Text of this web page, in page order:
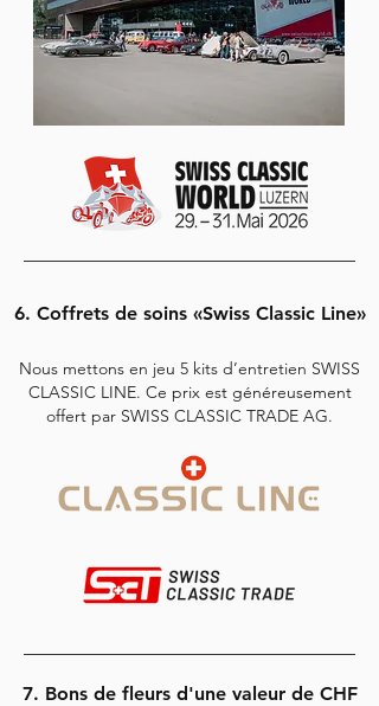
6. Coffrets de soins «Swiss Classic Line»
Nous mettons en jeu 5 kits d’entretien SWISS
CLASSIC LINE. Ce prix est généreusement
offert par SWISS CLASSIC TRADE AG.
7. Bons de fleurs d'une valeur de CHF